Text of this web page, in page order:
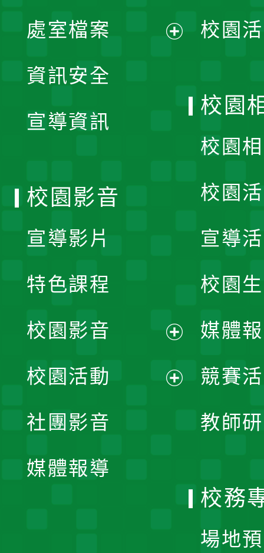
單
處室檔案
資訊安全
宣導資訊
校園
校園
校園
校園
宣導
校園
媒體
競賽
教師
校園影音
宣導影片
特色課程
校園影音
開
校園活動
社團影音
媒體報導
校務
場地